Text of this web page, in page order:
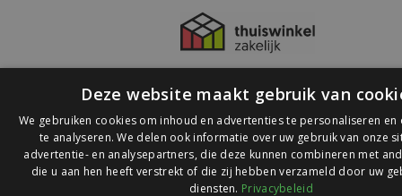
© 2026 Ledlichtdiscounter.nl
Deze website maakt gebruik van
We gebruiken cookies om inhoud en advertenties te personaliseren en
te analyseren. We delen ook informatie over uw gebruik van onze
advertentie- en analysepartners, die deze kunnen combineren met
die u aan hen heeft verstrekt of die zij hebben verzameld door uw
diensten. Privacybeleid